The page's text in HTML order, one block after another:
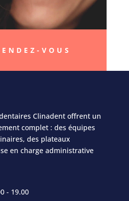
VOUS
Clinadent offrent un
complet : des équipes
des plateaux
en charge administrative
- 19.00